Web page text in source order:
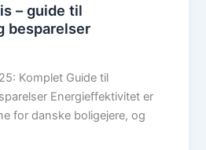
– guide til
besparelser
Komplet Guide til
Energieffektivitet er
for danske boligejere, og